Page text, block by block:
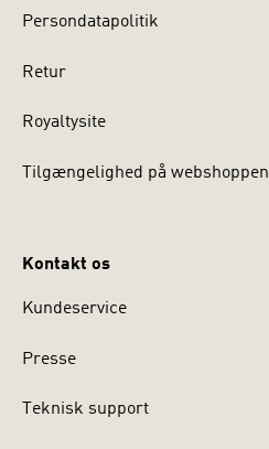
Persondatapolitik
Retur
Royaltysite
Tilgængelighed på webshoppen
Kontakt os
Kundeservice
Presse
Teknisk support